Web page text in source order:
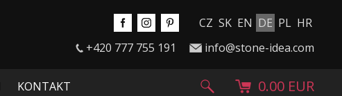
CZ SK EN DE PL HR
+420 777 755 191
info@stone-idea.com
KONTAKT 0.00 EUR